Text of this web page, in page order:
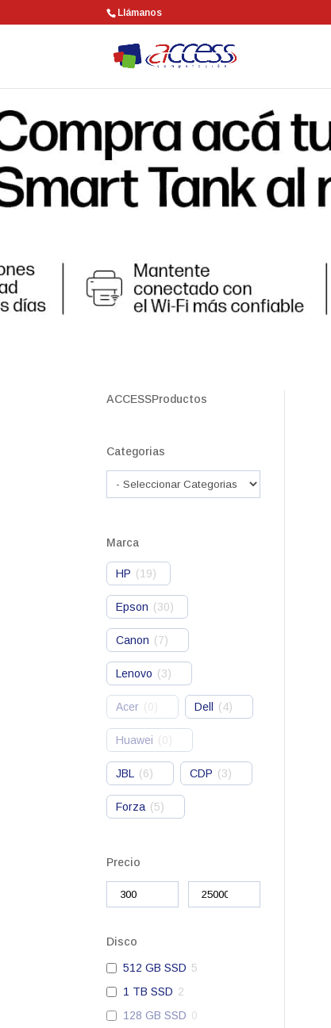
Llámanos
ACCESSProductos
Categorias
Marca
HP (19)
Epson (30)
Canon (7)
Lenovo (3)
Acer Dell (4)
Huawei
JBL (6) CDP (3)
Forza (5)
Precio
Disco
512 GB SSD 5
1 TB SSD 2
128 GB SSD 0